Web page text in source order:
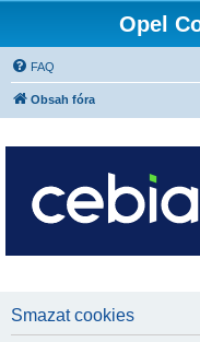
Opel
FAQ
Obsah fóra
Smazat cookies